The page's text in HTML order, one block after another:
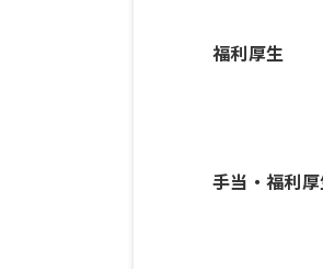
福利厚生
手当・福利